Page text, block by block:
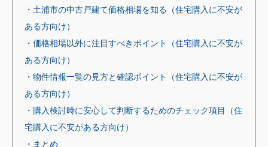
・土浦市の中古戸建て価格相場を知る（住宅購入に不安が
ある方向け）
・価格相場以外に注目すべきポイント（住宅購入に不安が
ある方向け）
・物件情報一覧の見方と確認ポイント（住宅購入に不安が
ある方向け）
・購入検討時に安心して判断するためのチェック項目（住
宅購入に不安がある方向け）
・まとめ